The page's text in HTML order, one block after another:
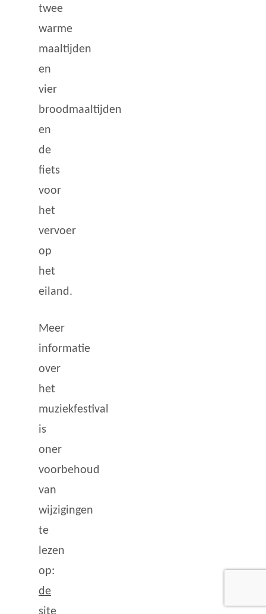
twee
warme
maaltijden
en
vier
broodmaaltijden
en
de
fiets
voor
het
vervoer
op
het
eiland.
Meer
informatie
over
het
muziekfestival
is
oner
voorbehoud
van
wijzigingen
te
lezen
op:
de